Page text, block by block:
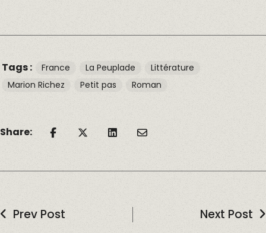
Tags : France La Peuplade
Littérature
Marion Richez
Petit pas Roman
Share:
Prev Post Next Post